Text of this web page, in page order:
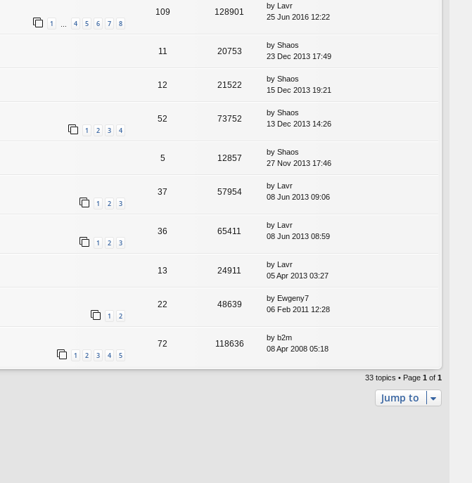
1 4 5 6 7 8
109 128901
by Lavr
25 Jun 2016 12:22
11 20753
by Shaos
23 Dec 2013 17:49
12 21522
by Shaos
15 Dec 2013 19:21
1 2 3 4
52 73752
by Shaos
13 Dec 2013 14:26
5 12857
by Shaos
27 Nov 2013 17:46
1 2 3
37 57954
by Lavr
08 Jun 2013 09:06
1 2 3
36 65411
by Lavr
08 Jun 2013 08:59
13 24911
by Lavr
05 Apr 2013 03:27
1 2
22 48639
by Ewgeny7
06 Feb 2011 12:28
1 2 3 4 5
72 118636
by b2m
08 Apr 2008 05:18
33 topics • Page 1 of 1
Jump to